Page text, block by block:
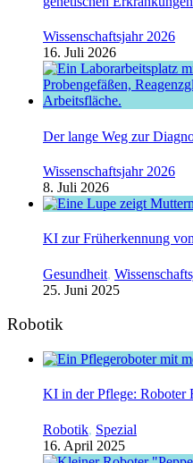
Wissenschaftsjahr 2026
16. Juli 2026
Der lange Weg zur
Wissenschaftsjahr 2026
8. Juli 2026
KI zur Früherkennung
Gesundheit,
25. Juni 2025
Robotik
KI in der Pflege: Roboter
Robotik, Spezial
16. April 2025